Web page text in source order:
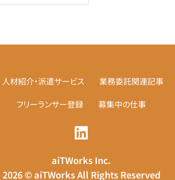
人材紹介・派遣サービス 業務委託関連記事
フリーランサー登録
募集中の仕事
aiTWorks Inc.
2026 © aiTWorks All Rights Reserved